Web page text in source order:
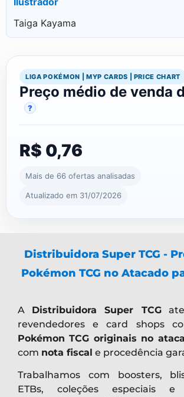
Taiga Kayama
LIGA POKÉMON | MYP CARDS | PRICE CHART
Preço médio de venda
?
R$ 0,76
Mais de 66 ofertas analisadas
Atualizado em 31/07/2026
Distribuidora Super TCG -
Pokémon TCG no Atacado
A Distribuidora Super TCG
revendedores e card shops
Pokémon TCG originais no
com nota fiscal e procedência
Trabalhamos com boosters,
ETBs, coleções especiais e